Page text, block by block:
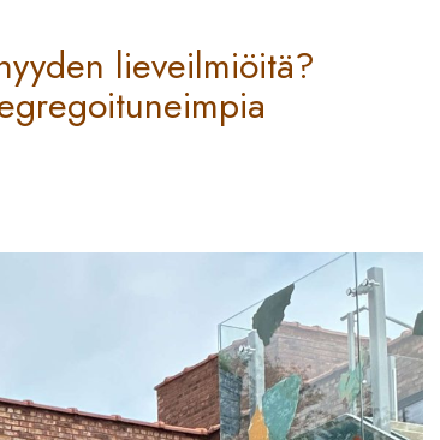
lieveilmiöitä?